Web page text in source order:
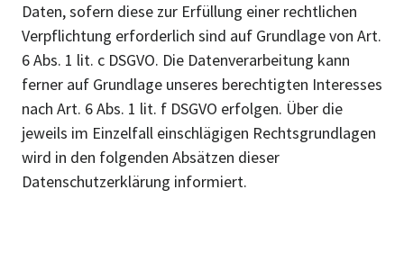
Daten, sofern diese zur Erfüllung einer rechtlichen
Verpflichtung erforderlich sind auf Grundlage von Art.
6 Abs. 1 lit. c DSGVO. Die Datenverarbeitung kann
ferner auf Grundlage unseres berechtigten Interesses
nach Art. 6 Abs. 1 lit. f DSGVO erfolgen. Über die
jeweils im Einzelfall einschlägigen Rechtsgrundlagen
wird in den folgenden Absätzen dieser
Datenschutzerklärung informiert.